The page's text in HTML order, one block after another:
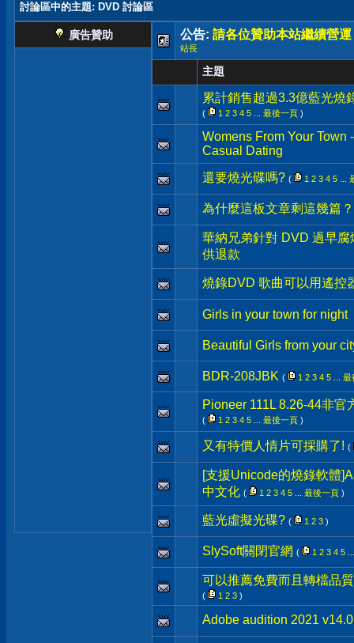
討論區中的主題: DVD 討論區
廣告贊助 公告: 請各位贊助本站繼續營運
站長
主題
累計銷售超過3.3億藍光燒
( 1 2 3 4 5 最後一頁 )
Womens From Your Town
Casual Dating
還要燒光碟嗎? ( 1 2 3 4 5
為什麼這板文章剩這幾篇？
華納兄弟針對 DVD 過早
供退款
燒錄DVD 歌曲可以用遙控
Girls in your town for night
Beautiful Girls from your
BDR-208JBK ( 1 2 3 4 5 最
Pioneer 111L 8.26-44非官
( 1 2 3 4 5 最後一頁 )
又有特價人情片可採購了! (
[支援Unicode的燒錄軟體
中文化 ( 1 2 3 4 5 最後一頁 )
藍光虛擬光碟? ( 1 2 3 )
SlySoft關閉官網 ( 1 2 3 4 5
可以推薦免費而且轉檔品
( 1 2 3 )
Adobe audition 2021